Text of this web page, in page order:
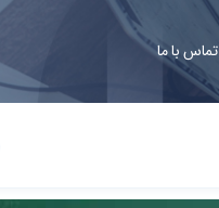
تماس با ما